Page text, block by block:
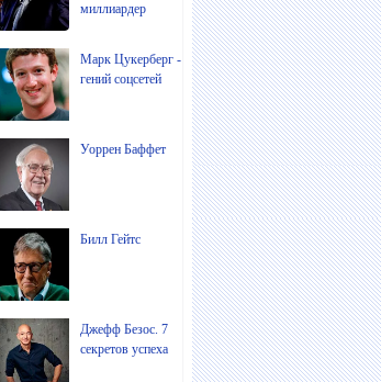
миллиардер
Марк Цукерберг -
гений соцсетей
Уоррен Баффет
Билл Гейтс
Джефф Безос. 7
секретов успеха